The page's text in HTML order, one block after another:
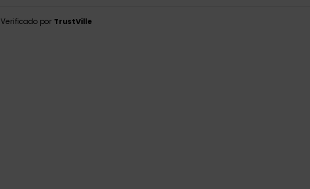
Verificado por TrustVille